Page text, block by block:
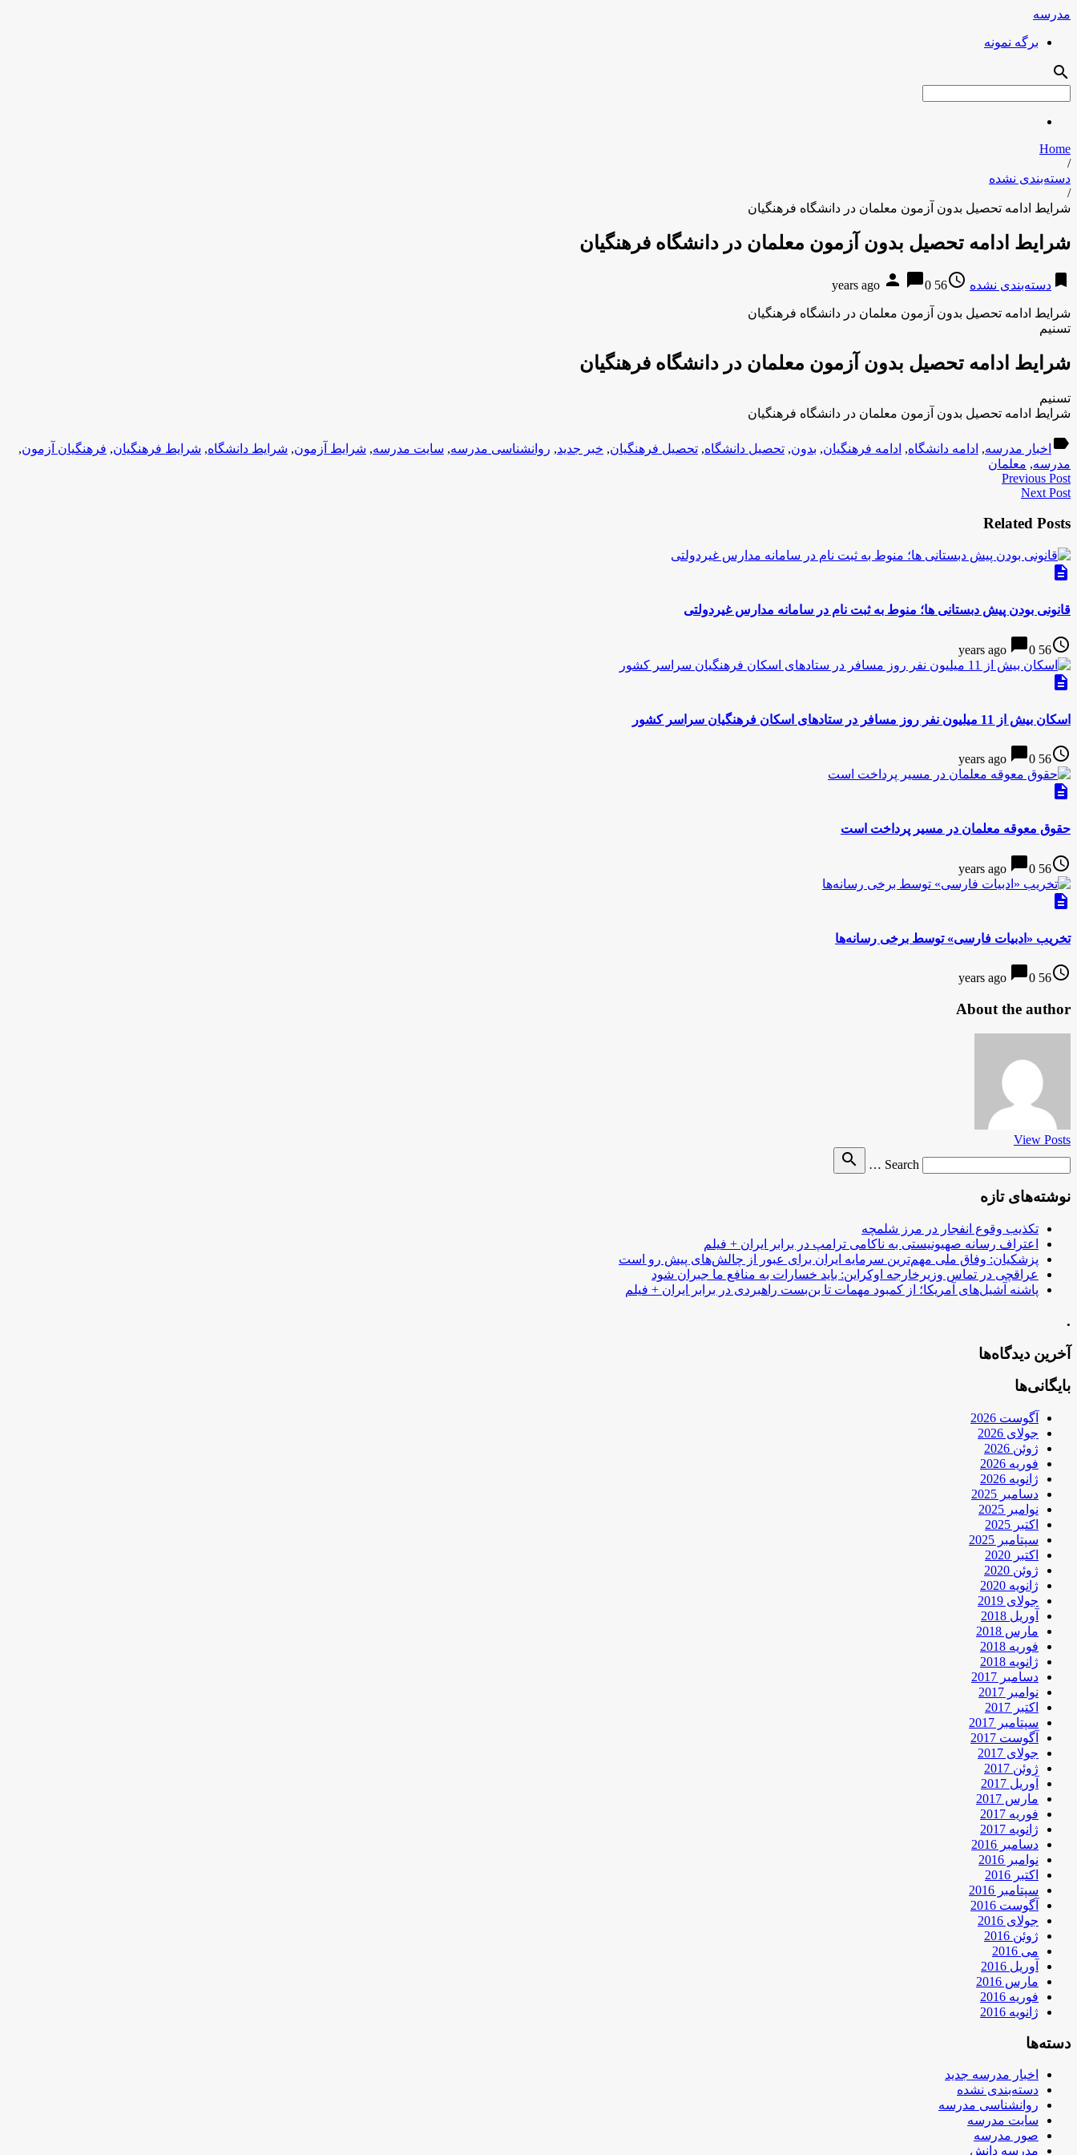
مدرسه
برگه نمونه
search
Home
/
دسته‌بندی نشده
/
شرایط ادامه تحصیل بدون آزمون معلمان در دانشگاه فرهنگیان
شرایط ادامه تحصیل بدون آزمون معلمان در دانشگاه فرهنگیان
bookmark دسته‌بندی نشده access_time
56 years ago
person chat_bubble0
شرایط ادامه تحصیل بدون آزمون معلمان در دانشگاه فرهنگیان
تسنیم
شرایط ادامه تحصیل بدون آزمون معلمان در دانشگاه فرهنگیان
تسنیم
شرایط ادامه تحصیل بدون آزمون معلمان در دانشگاه فرهنگیان
label اخبار مدرسه, ادامه دانشگاه, ادامه فرهنگیان, بدون, تحصیل دانشگاه, تحصیل فرهنگیان, خبر جدید, روانشناسی مدرسه, سایت مدرسه, شرایط آزمون, شرایط دانشگاه, شرایط فرهنگیان, فرهنگیان آزمون,
مدرسه, معلمان
Previous Post
Next Post
Related Posts
description
قانونی بودن پیش دبستانی ها؛ منوط به ثبت نام در سامانه مدارس غیردولتی
access_time
56 years ago
chat_bubble0
description
اسکان بیش از 11 میلیون نفر روز مسافر در ستادهای اسکان فرهنگیان سراسر کشور
access_time
56 years ago
chat_bubble0
description
حقوق معوقه معلمان در مسیر پرداخت است
access_time
56 years ago
chat_bubble0
description
تخریب «ادبیات فارسی» توسط برخی رسانه‌ها
access_time
56 years ago
chat_bubble0
About the author
View Posts
Search …
search
نوشته‌های تازه
تکذیب وقوع انفجار در مرز شلمچه
اعتراف رسانه صهیونیستی به ناکامی ترامپ در برابر ایران + فیلم
پزشکیان: وفاق ملی مهم‌ترین سرمایه ایران برای عبور از چالش‌های پیش رو است
عراقچی در تماس وزیرخارجه اوکراین: باید خسارات به منافع ما جبران شود
پاشنه آشیل‌های آمریکا؛ از کمبود مهمات تا بن‌بست راهبردی در برابر ایران + فیلم
.
آخرین دیدگاه‌ها
بایگانی‌ها
آگوست 2026
جولای 2026
ژوئن 2026
فوریه 2026
ژانویه 2026
دسامبر 2025
نوامبر 2025
اکتبر 2025
سپتامبر 2025
اکتبر 2020
ژوئن 2020
ژانویه 2020
جولای 2019
آوریل 2018
مارس 2018
فوریه 2018
ژانویه 2018
دسامبر 2017
نوامبر 2017
اکتبر 2017
سپتامبر 2017
آگوست 2017
جولای 2017
ژوئن 2017
آوریل 2017
مارس 2017
فوریه 2017
ژانویه 2017
دسامبر 2016
نوامبر 2016
اکتبر 2016
سپتامبر 2016
آگوست 2016
جولای 2016
ژوئن 2016
می 2016
آوریل 2016
مارس 2016
فوریه 2016
ژانویه 2016
دسته‌ها
اخبار مدرسه جدید
دسته‌بندی نشده
روانشناسی مدرسه
سایت مدرسه
صور مدرسه
مدرسه دانش